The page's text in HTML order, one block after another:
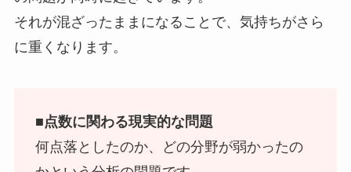
それが混ざったままになることで、気持ちがさら
に重くなります。
■点数に関わる現実的な問題
何点落としたのか、どの分野が弱かったの